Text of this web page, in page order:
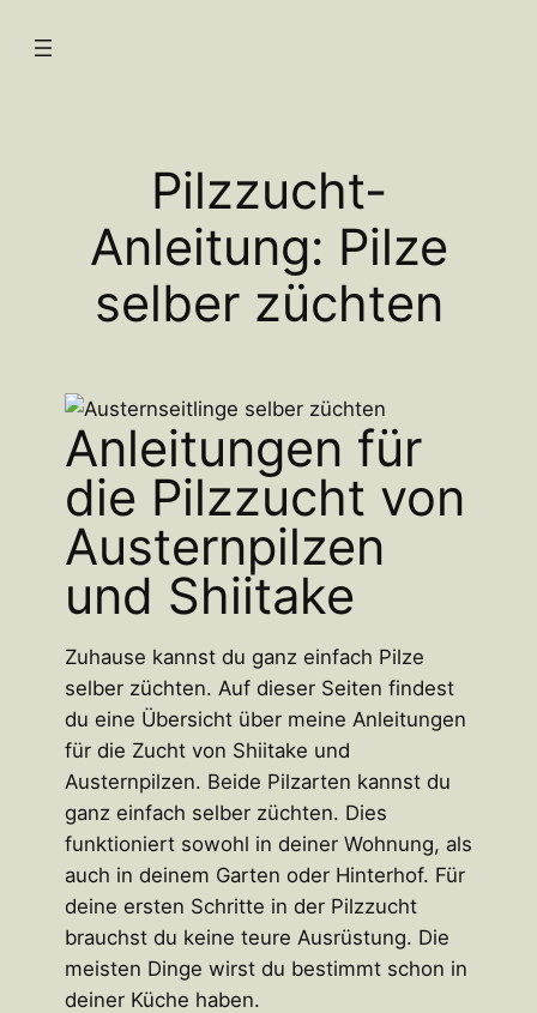
Pilzzucht-
Anleitung: Pilze
selber züchten
Anleitungen für
die Pilzzucht von
Austernpilzen
und Shiitake
Zuhause kannst du ganz einfach Pilze
selber züchten. Auf dieser Seiten findest
du eine Übersicht über meine Anleitungen
für die Zucht von Shiitake und
Austernpilzen. Beide Pilzarten kannst du
ganz einfach selber züchten. Dies
funktioniert sowohl in deiner Wohnung, als
auch in deinem Garten oder Hinterhof. Für
deine ersten Schritte in der Pilzzucht
brauchst du keine teure Ausrüstung. Die
meisten Dinge wirst du bestimmt schon in
deiner Küche haben.